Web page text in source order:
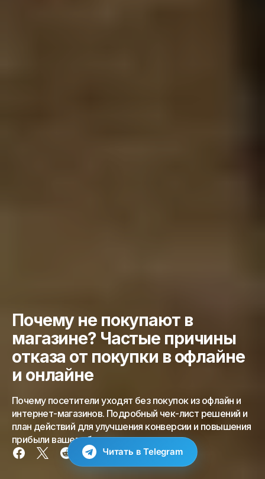
Почему не покупают в
магазине? Частые причины
отказа от покупки в офлайне
и онлайне
Почему посетители уходят без покупок из офлайн и
интернет-магазинов. Подробный чек-лист решений и
план действий для улучшения конверсии и повышения
прибыли вашего бизнеса.
Читать в Telegram